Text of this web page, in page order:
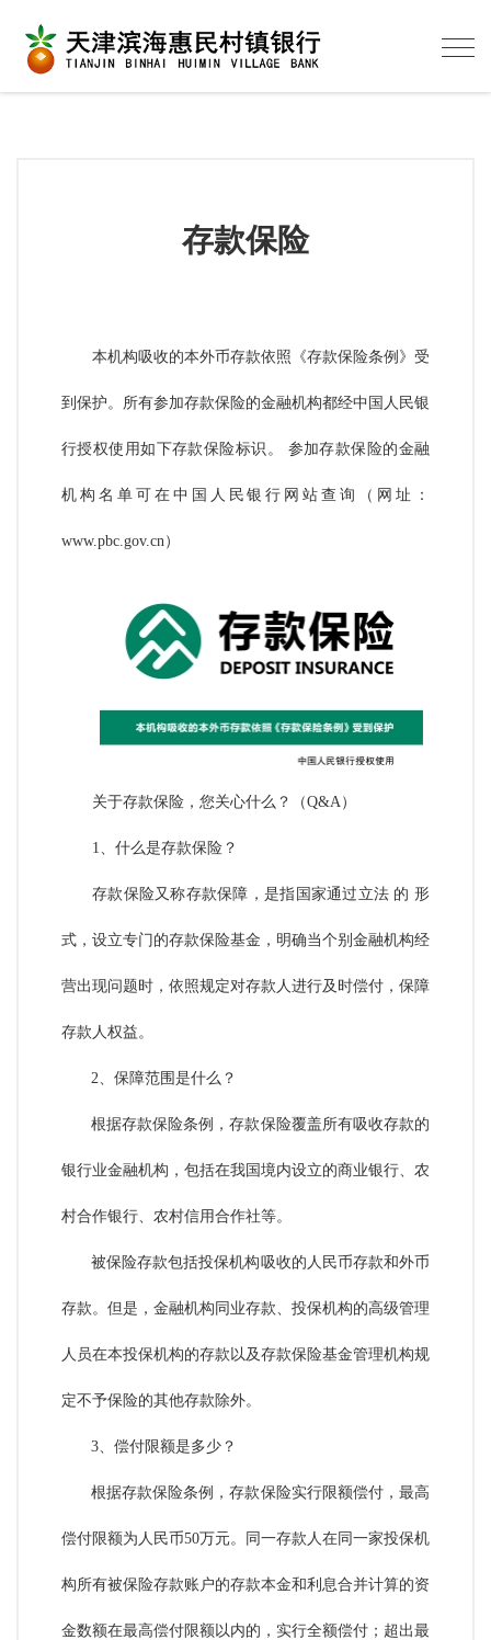
存款保险
本机构吸收的本外币存款依照《存款保险条例》受
到保护。所有参加存款保险的金融机构都经中国人民银
行授权使用如下存款保险标识。 参加存款保险的金融
机构名单可在中国人民银行网站查询（网址：
www.pbc.gov.cn）
关于存款保险，您关心什么？（Q&A）
1、什么是存款保险？
存款保险又称存款保障，是指国家通过立法 的 形
式，设立专门的存款保险基金，明确当个别金融机构经
营出现问题时，依照规定对存款人进行及时偿付，保障
存款人权益。
2、保障范围是什么？
根据存款保险条例，存款保险覆盖所有吸收存款的
银行业金融机构，包括在我国境内设立的商业银行、农
村合作银行、农村信用合作社等。
被保险存款包括投保机构吸收的人民币存款和外币
存款。但是，金融机构同业存款、投保机构的高级管理
人员在本投保机构的存款以及存款保险基金管理机构规
定不予保险的其他存款除外。
3、偿付限额是多少？
根据存款保险条例，存款保险实行限额偿付，最高
偿付限额为人民币50万元。同一存款人在同一家投保机
构所有被保险存款账户的存款本金和利息合并计算的资
金数额在最高偿付限额以内的，实行全额偿付；超出最